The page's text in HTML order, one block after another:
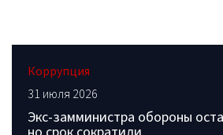
Коррупция
31 июля 2026
Экс-замминистра обороны